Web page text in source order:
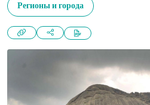
Регионы и города